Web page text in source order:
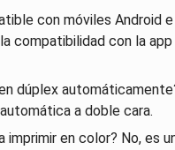
con móviles Android e
compatibilidad con la
dúplex
a doble cara.
imprimir en color? No, es